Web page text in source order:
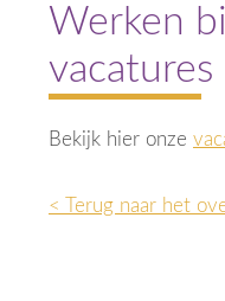
Werken
vacatures
Bekijk hier onze
< Terug naar het